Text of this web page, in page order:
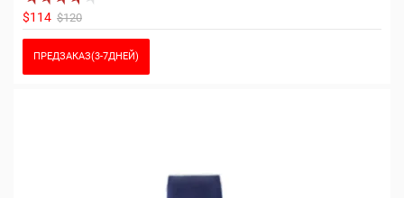
$114 $120
ПРЕДЗАКАЗ(3-7ДНЕЙ)